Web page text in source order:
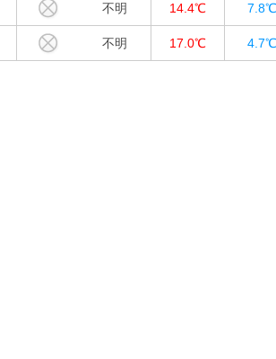
不明 14.4℃ 7.8℃
不明 17.0℃ 4.7℃